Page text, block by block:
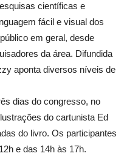
científicas e
fácil e visual dos
em geral, desde
da área. Difundida
aponta diversos níveis de
dias do congresso, no
do cartunista Ed
do livro. Os participantes
e das 14h às 17h.